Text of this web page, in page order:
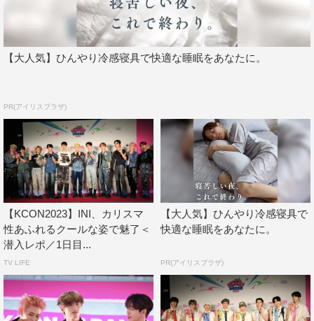
【大人気】ひんやり冷感寝具で快適な睡眠をあなたに。
PR(アイリスプラザ)
【KCON2023】INI、カリスマ
性あふれるクールな姿で魅了＜
潜入レポ／1日目...
TV LIFE
【大人気】ひんやり冷感寝具で
快適な睡眠をあなたに。
PR(アイリスプラザ)